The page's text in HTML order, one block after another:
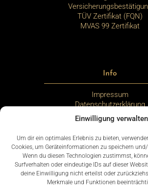
Einwilligung verwalten
Um dir ein optimales Erlebnis zu bieten,
Cookies, um Geräteinformationen zu speichern
Wenn du diesen Technologien zustimmst,
Surfverhalten oder eindeutige IDs auf dieser
deine Einwilligung nicht erteilst oder
Merkmale und Funktionen
TÜV Zertifikat (FQN)
MVAS 99 Zertifikat
Info
Impressum
Datenschutzerklärung
Cookie-Richtlinie (EU)
AGB
© 2026